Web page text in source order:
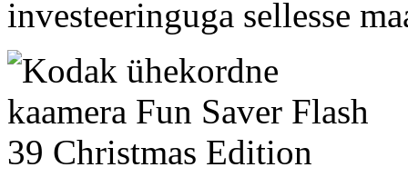
investeeringuga sellesse